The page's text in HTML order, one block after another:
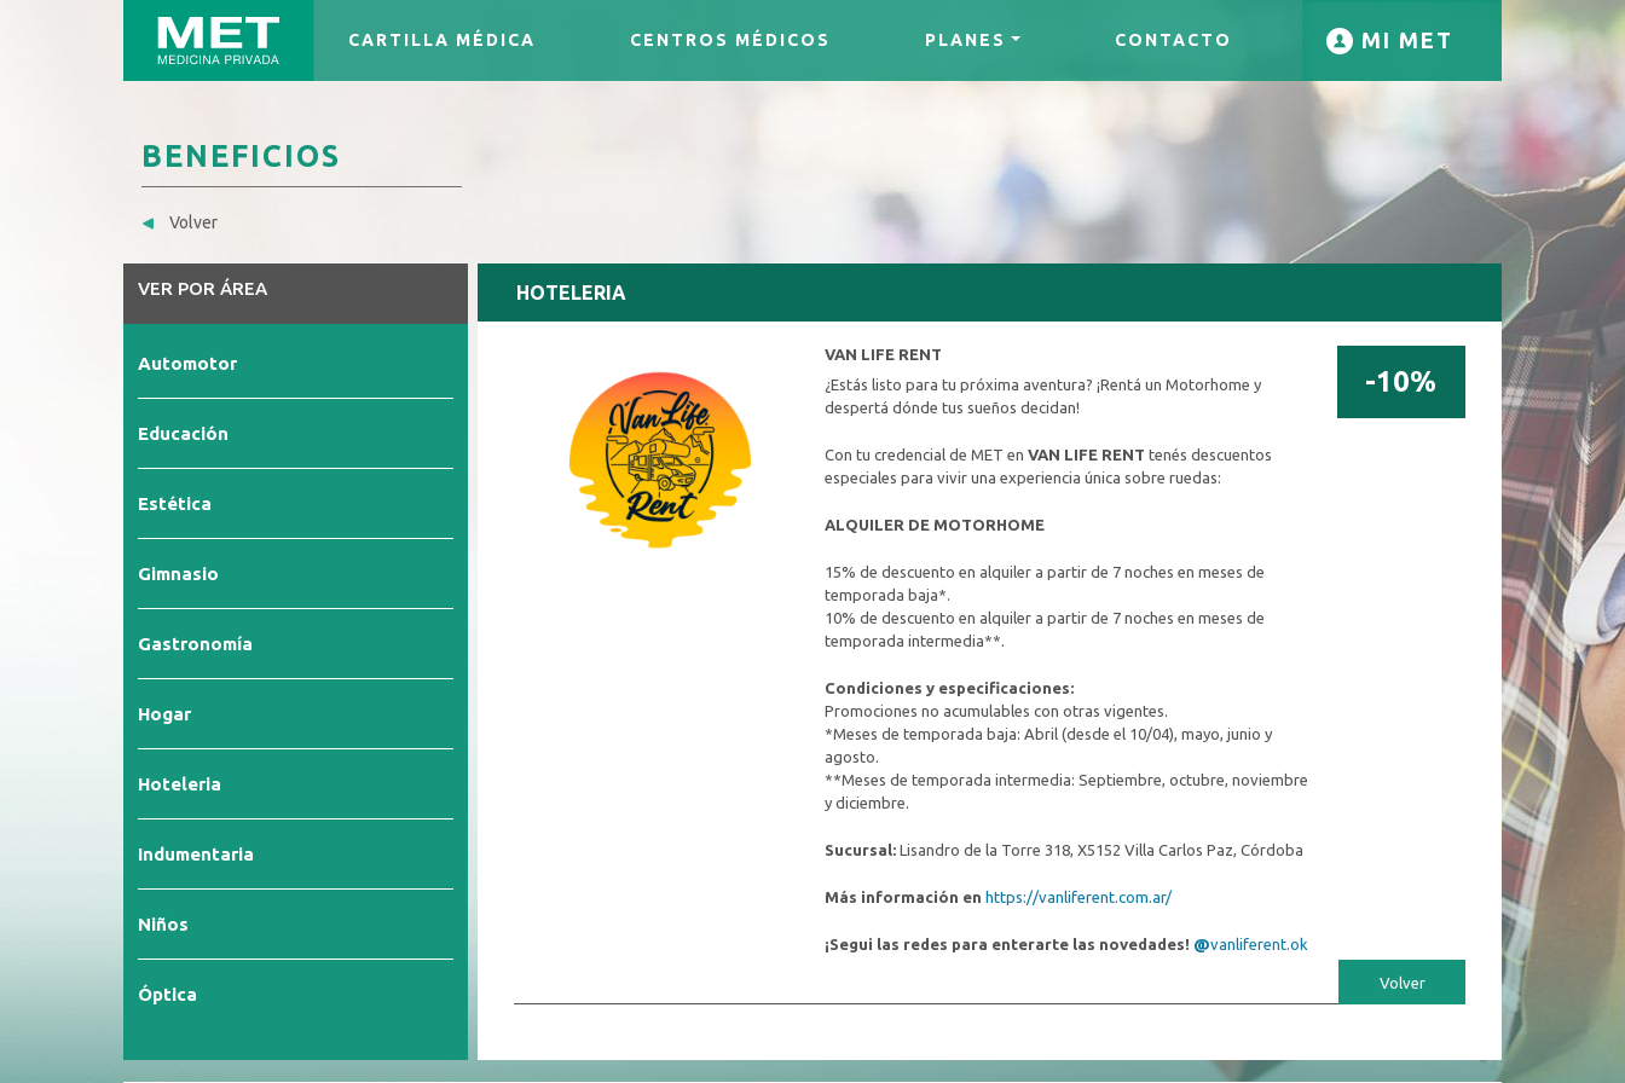
CARTILLA MÉDICA CENTROS MÉDICOS PLANES CONTACTO MI MET
BENEFICIOS
Volver
VER POR ÁREA
Automotor
Educación
Estética
Gimnasio
Gastronomía
Hogar
Hoteleria
Indumentaria
Niños
Óptica
HOTELERIA
VAN LIFE RENT
¿Estás listo para tu próxima aventura? ¡Rentá un Motorhome y
despertá dónde tus sueños decidan!
Con tu credencial de MET enVAN LIFE RENT tenés descuentos
especiales para vivir una experiencia única sobre ruedas:
ALQUILER DE MOTORHOME
15% de descuento en alquiler a partir de 7 noches en meses de
temporada baja*.
10% de descuento en alquiler a partir de 7 noches en meses de
temporada intermedia**.
Condiciones y especificaciones:
Promociones no acumulables con otras vigentes.
*Meses de temporada baja: Abril (desde el 10/04), mayo, junio y
agosto.
**Meses de temporada intermedia: Septiembre, octubre, noviembre
y diciembre.
Sucursal:Lisandro de la Torre 318, X5152 Villa Carlos Paz, Córdoba
Más información en https://vanliferent.com.ar/
¡Segui las redes para enterarte las novedades! @vanliferent.ok
-10%
Volver